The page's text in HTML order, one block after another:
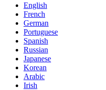
English
French
German
Portuguese
Spanish
Russian
Japanese
Korean
Arabic
Irish